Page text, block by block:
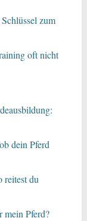
zum
oft nicht
dein Pferd
reitest du
mein Pferd?